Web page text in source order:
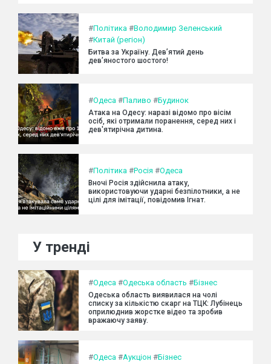
#Політика #Володимир Зеленський
#Китай (регіон)
Битва за Україну. Дев’ятий день
дев’яностого шостого!
#Одеса #Паливо #Будинок
Атака на Одесу: наразі відомо про вісім
осіб, які отримали поранення, серед них і
дев'ятирічна дитина.
#Політика #Росія #Одеса
Вночі Росія здійснила атаку,
використовуючи ударні безпілотники, а не
цілі для імітації, повідомив Ігнат.
У тренді
#Одеса #Одеська область #Бізнес
Одеська область виявилася на чолі
списку за кількістю скарг на ТЦК: Лубінець
оприлюднив жорстке відео та зробив
вражаючу заяву.
#Одеса #Аукціон #Бізнес